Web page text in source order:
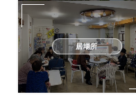
居場所